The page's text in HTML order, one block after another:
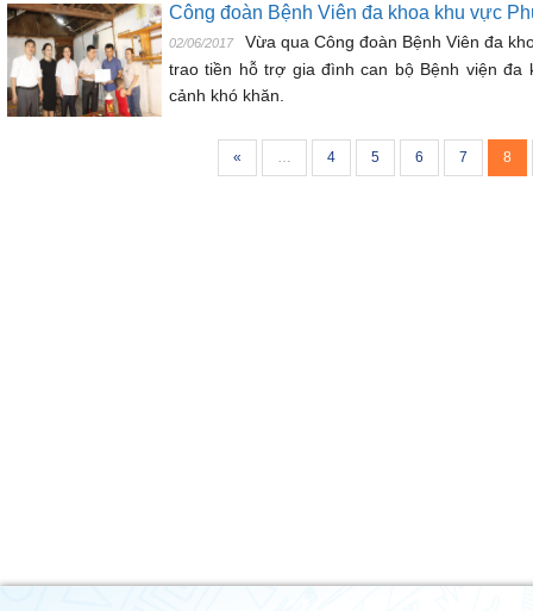
Công đoàn Bệnh Viên đa khoa khu vực
02/06/2017
Vừa qua Công đoàn Bệnh Viên đa
trao tiền hỗ trợ gia đình can bộ Bệnh viện đa
cảnh khó khăn.
« … 4 5 6 7 8